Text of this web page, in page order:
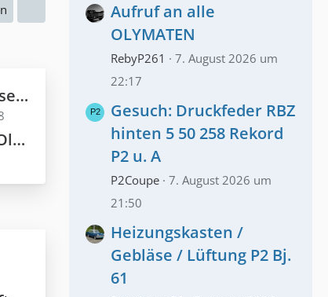
Aufruf an alle
OLYMATEN
RebyP261
7. August 2026 um
22:17
Gesuch: Druckfeder RBZ
hinten 5 50 258 Rekord
P2 u. A
P2Coupe 7. August 2026 um
21:50
Heizungskasten /
Gebläse / Lüftung P2 Bj.
61